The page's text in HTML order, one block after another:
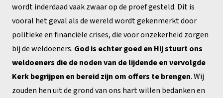
wordt inderdaad vaak zwaar op de proef gesteld. Dit is
vooral het geval als de wereld wordt gekenmerkt door
politieke en financiële crises, die voor onzekerheid zorgen
bij de weldoeners. God is echter goed en Hij stuurt ons
weldoeners die de noden van de lijdende en vervolgde
Kerk begrijpen en bereid zijn om offers te brengen. Wij
zouden hen uit de grond van ons hart willen bedanken en